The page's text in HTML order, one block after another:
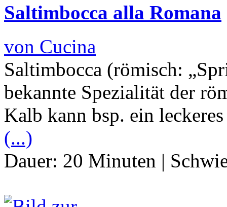
Saltimbocca alla Romana
von Cucina
Saltimbocca (römisch:
bekannte Spezialität der
Kalb kann bsp. ein
(...)
Dauer: 20 Minuten |